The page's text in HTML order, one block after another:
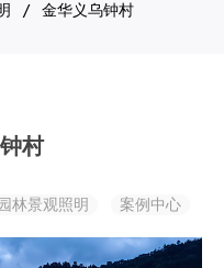
金华义乌钟村
村
园林景观照明 案例中心